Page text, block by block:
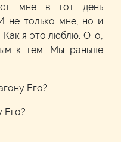
мне в тот день
не только мне, но и
Как я это люблю. О-о,
к тем. Мы раньше
Его?
Его?